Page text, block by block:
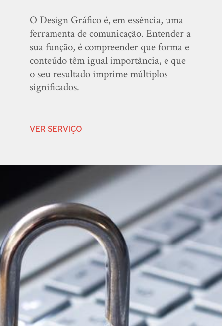
O Design Gráfico é, em essência, uma
ferramenta de comunicação. Entender a
sua função, é compreender que forma e
conteúdo têm igual importância, e que
o seu resultado imprime múltiplos
significados.
VER SERVIÇO